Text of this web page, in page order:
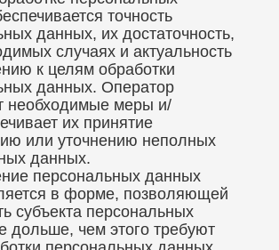
точность
данных, их достаточность,
случаях и актуальность
к целям обработки
данных. Оператор
необходимые меры и/
их принятие
или уточнению неполных
данных.
персональных данных
в форме, позволяющей
субъекта персональных
дольше, чем этого требуют